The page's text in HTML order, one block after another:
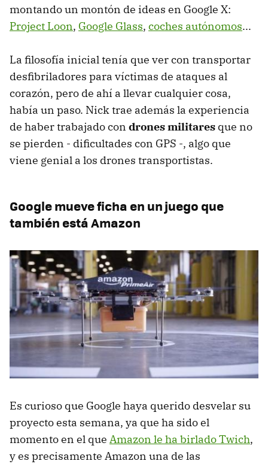
montando un montón de ideas en Google X:
Project Loon, Google Glass, coches autónomos...
La filosofía inicial tenía que ver con transportar
desfibriladores para víctimas de ataques al
corazón, pero de ahí a llevar cualquier cosa,
había un paso. Nick trae además la experiencia
de haber trabajado con drones militares que no
se pierden - dificultades con GPS -, algo que
viene genial a los drones transportistas.
Google mueve ficha en un juego que
también está Amazon
Es curioso que Google haya querido desvelar su
proyecto esta semana, ya que ha sido el
momento en el que Amazon le ha birlado Twich,
y es precisamente Amazon una de las